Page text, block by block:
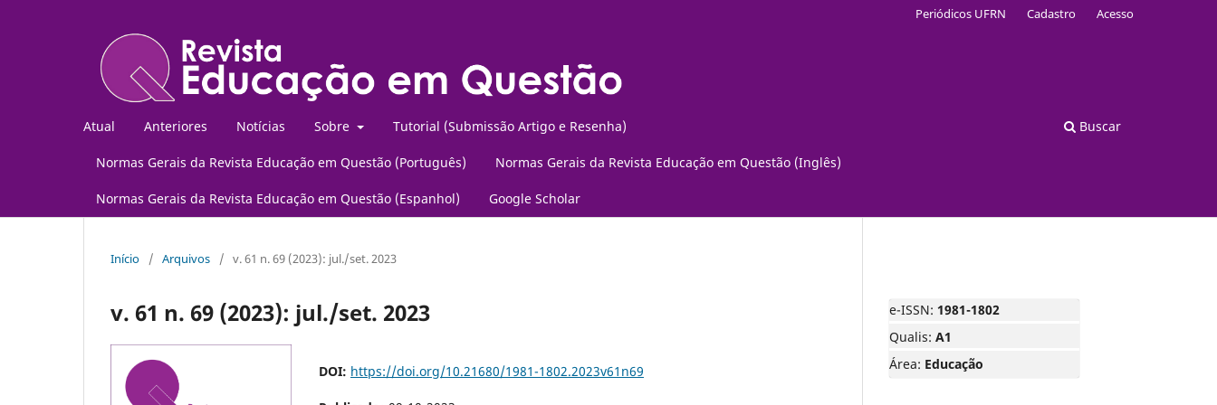
Atual Anteriores Notícias Sobre Tutorial (Submissão Artigo e Resenha)
Normas Gerais da Revista Educação em Questão (Português) Normas Gerais da Revista Educação em Questão (Inglês)
Normas Gerais da Revista Educação em Questão (Espanhol) Google Scholar
Buscar
Periódicos UFRN Cadastro Acesso
Início / Arquivos / v. 61 n. 69 (2023): jul./set. 2023
v. 61 n. 69 (2023): jul./set. 2023
DOI: https://doi.org/10.21680/1981-1802.2023v61n69
e-ISSN: 1981-1802
Qualis: A1
Área: Educação